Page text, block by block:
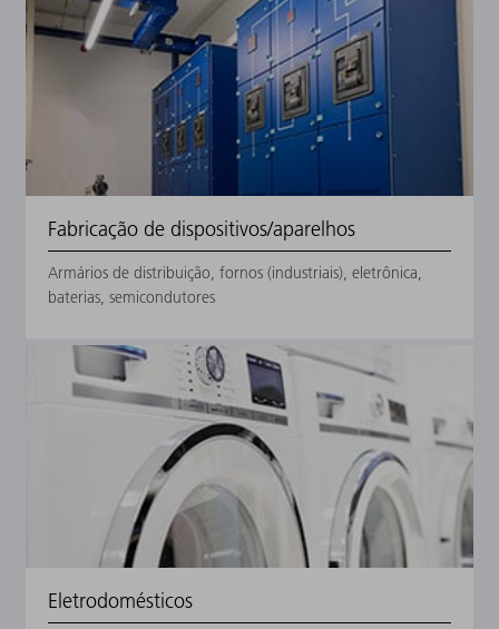
Fabricação de dispositivos/aparelhos
Armários de distribuição, fornos (industriais), eletrônica,
baterias, semicondutores
Eletrodomésticos